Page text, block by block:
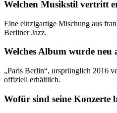
Welchen Musikstil vertritt
Eine einzigartige Mischung aus
Berliner Jazz.
Welches Album wurde neu
„Paris Berlin“, ursprünglich 2016
offiziell erhältlich.
Wofür sind seine Konzerte